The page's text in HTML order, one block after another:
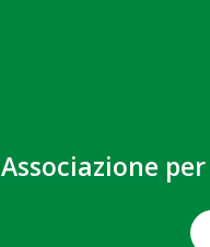
Associazione